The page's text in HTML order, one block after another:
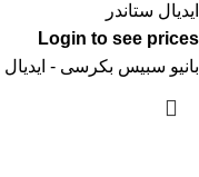
ايديال ستاندر
Login to see prices
بانيو سبيس بكرسى - ايديال